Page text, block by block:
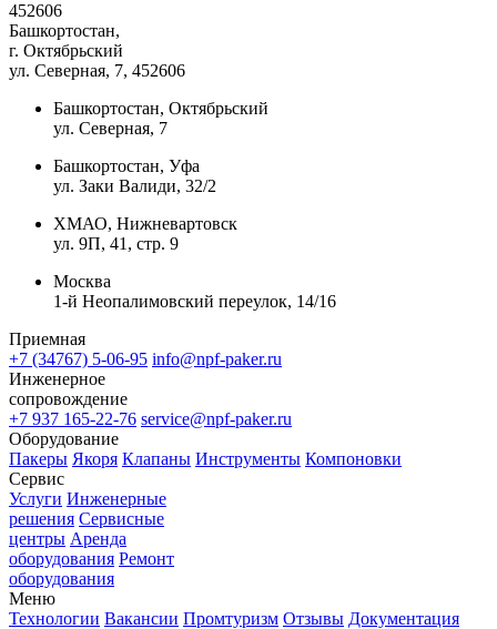
452606
Башкортостан,
г. Октябрьский
ул. Северная, 7, 452606
Башкортостан, Октябрьский
ул. Северная, 7
Башкортостан, Уфа
ул. Заки Валиди, 32/2
ХМАО, Нижневартовск
ул. 9П, 41, стр. 9
Москва
1-й Неопалимовский переулок, 14/16
Приемная
+7 (34767) 5-06-95 info@npf-paker.ru
Инженерное
сопровождение
+7 937 165-22-76 service@npf-paker.ru
Оборудование
Пакеры Якоря Клапаны Инструменты Компоновки
Сервис
Услуги Инженерные
решения Сервисные
центры Аренда
оборудования Ремонт
оборудования
Меню
Технологии Вакансии Промтуризм Отзывы Документация